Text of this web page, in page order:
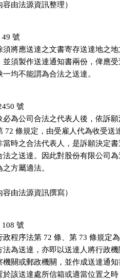
容由法源資訊整理）
49 號
須將應送達之文書寄存送達地之
並須製作送達通知書兩份，俾應
均不能謂為合法之送達。
號
必為公司合法之代表人後，依訴
72 條規定，由受雇人代為收受送
當時之合法代表人，是訴願決定
法之送達。因此對股份有限公司
方屬適法。
容由法源資訊撰寫）
號
政程序法第 72 條、第 73 條規定
法為送達，亦即以送達人將行政
機關或郵政機關，並作成送達通
於該送達處所信箱或適當位置之